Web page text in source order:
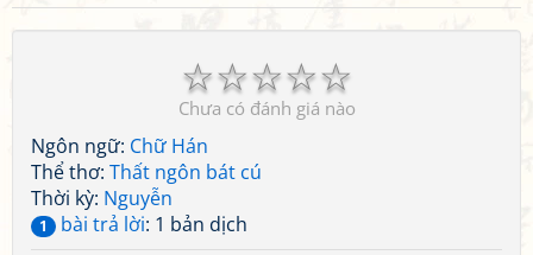
☆
☆
☆
☆
☆
Chưa có đánh giá nào
Ngôn ngữ: Chữ Hán
Thể thơ: Thất ngôn bát cú
Thời kỳ: Nguyễn
1 bài trả lời: 1 bản dịch